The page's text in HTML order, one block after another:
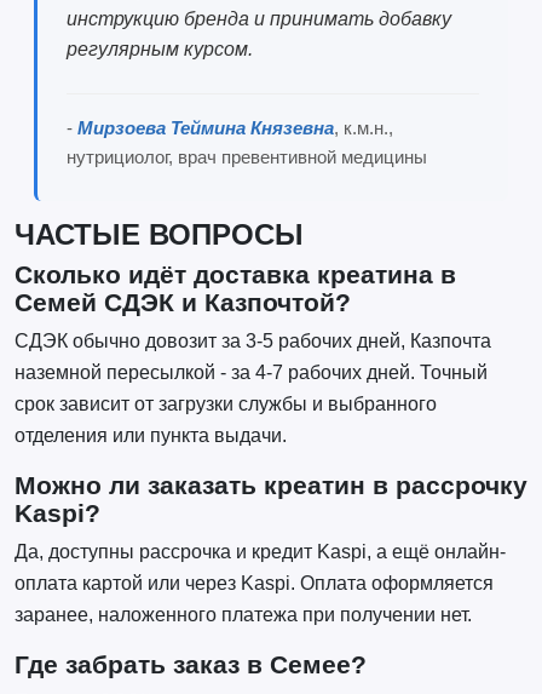
инструкцию бренда и принимать добавку
регулярным курсом.
- Мирзоева Теймина Князевна, к.м.н.,
нутрициолог, врач превентивной медицины
ЧАСТЫЕ ВОПРОСЫ
Сколько идёт доставка креатина в
Семей СДЭК и Казпочтой?
СДЭК обычно довозит за 3-5 рабочих дней, Казпочта
наземной пересылкой - за 4-7 рабочих дней. Точный
срок зависит от загрузки службы и выбранного
отделения или пункта выдачи.
Можно ли заказать креатин в рассрочку
Kaspi?
Да, доступны рассрочка и кредит Kaspi, а ещё онлайн-
оплата картой или через Kaspi. Оплата оформляется
заранее, наложенного платежа при получении нет.
Где забрать заказ в Семее?